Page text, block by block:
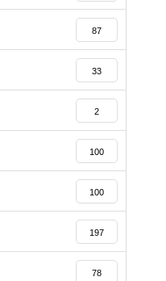
87
33
2
100
100
197
78